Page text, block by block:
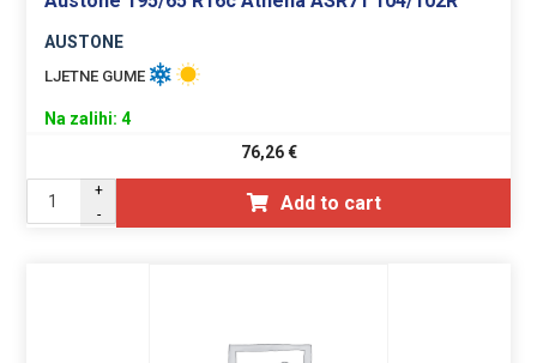
AUSTONE
LJETNE GUME
Na zalihi: 4
76,26€
+
-
Add to cart